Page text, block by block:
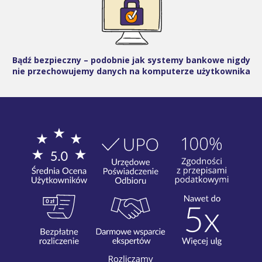
Bądź bezpieczny – podobnie jak systemy bankowe nigdy
nie przechowujemy danych na komputerze użytkownika